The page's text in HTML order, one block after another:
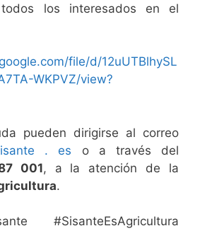
los interesados en el
file/d/12uUTBlhySL
WKPVZ/view?
pueden dirigirse al correo
. es o a través del
001, a la atención de la
.
#SisanteEsAgricultura